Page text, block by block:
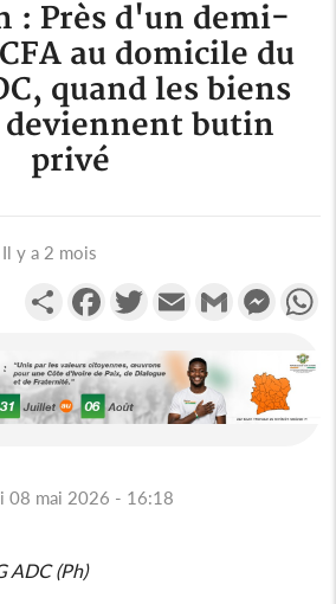
: Près d'un demi-
au domicile du
quand les biens
butin
privé
Il y a 2 mois
PartagerFacebookTwitterEmail Gmail
08 mai 2026 - 16:18
ADC (Ph)